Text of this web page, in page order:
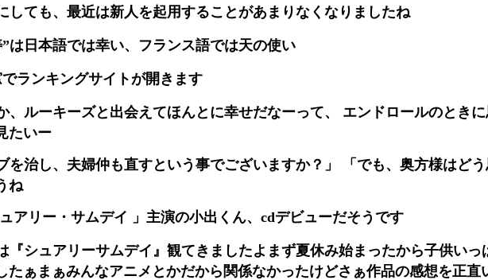
しても、最近は新人を起用することがあまりなくなりましたね
”は日本語では幸い、フランス語では天の使い
ランキングサイトが開きます
、ルーキーズと出会えてほんとに幸せだなーって、 エンドロールのとき
たいー
を治し、夫婦仲も直すという事でございますか？」 「でも、奥方様はど
ね
ュアリー・サムデイ 」主演の小出くん、cdデビューだそうです
『シュアリーサムデイ』観てきましたよまず夏休み始まったから子供いっ
たぁまぁみんなアニメとかだから関係なかったけどさぁ作品の感想を正直